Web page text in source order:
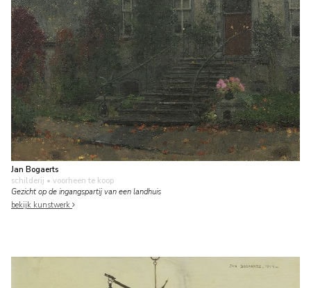
Jan Bogaerts
schilderij • voorheen te koop
Gezicht op de ingangspartij van een landhuis
bekijk kunstwerk